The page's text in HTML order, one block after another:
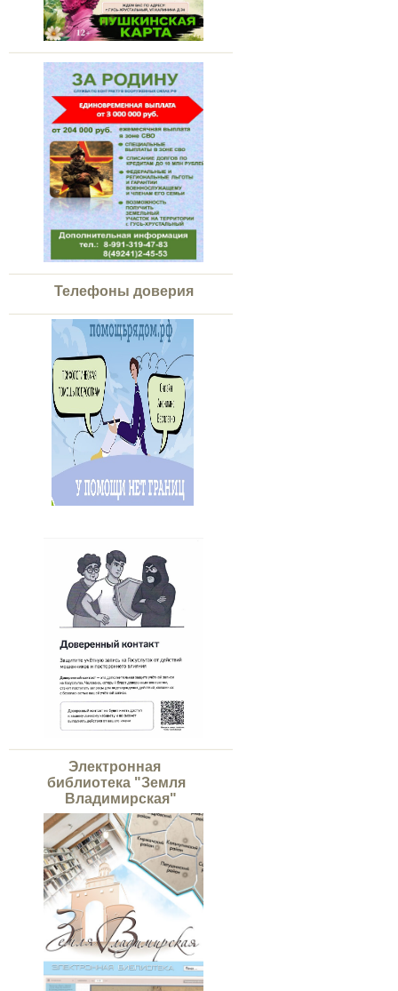
Телефоны доверия
Электронная
библиотека "Земля
Владимирская"